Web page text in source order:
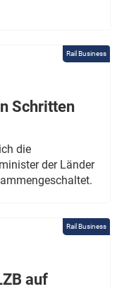
Rail Business
Schritten
die
der Länder
Rail Business
auf